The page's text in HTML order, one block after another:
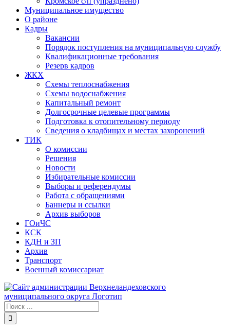
Муниципальное имущество
О районе
Кадры
Вакансии
Порядок поступления на муниципальную службу
Квалификационные требования
Резерв кадров
ЖКХ
Схемы теплоснабжения
Схемы водоснабжения
Капитальный ремонт
Долгосрочные целевые программы
Подготовка к отопительному периоду
Сведения о кладбищах и местах захоронений
ТИК
О комиссии
Решения
Новости
Избирательные комиссии
Выборы и референдумы
Работа с обращениями
Баннеры и ссылки
Архив выборов
ГОиЧС
КСК
КДН и ЗП
Архив
Транспорт
Военный комиссариат
Результат
поиска: